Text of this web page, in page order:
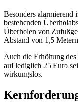
Besonders alarmierend
bestehenden
Überholen von
Abstand von 1,5
Auch die Erhöhung
auf lediglich 25 Euro
wirkungslos.